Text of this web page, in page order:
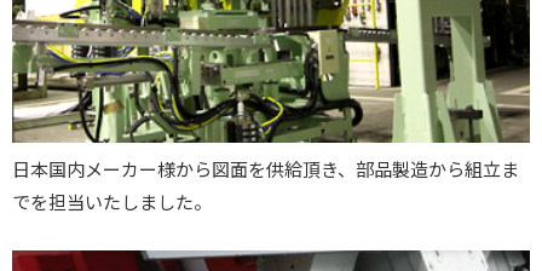
日本国内メーカー様から図面を供給頂き、部品製造から組立ま
でを担当いたしました。